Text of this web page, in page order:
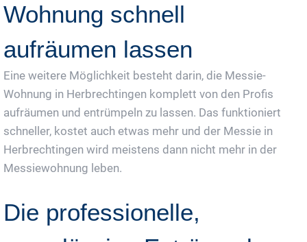
Wohnung schnell
aufräumen lassen
Eine weitere Möglichkeit besteht darin, die Messie-
Wohnung in Herbrechtingen komplett von den Profis
aufräumen und entrümpeln zu lassen. Das funktioniert
schneller, kostet auch etwas mehr und der Messie in
Herbrechtingen wird meistens dann nicht mehr in der
Messiewohnung leben.
Die professionelle,